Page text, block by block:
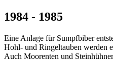
1984 - 1985
Eine Anlage für Sumpfbiber
Hohl- und Ringeltauben werden
Auch Moorenten und